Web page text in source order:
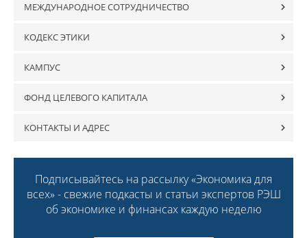
МЕЖДУНАРОДНОЕ СОТРУДНИЧЕСТВО
КОДЕКС ЭТИКИ
КАМПУС
ФОНД ЦЕЛЕВОГО КАПИТАЛА
КОНТАКТЫ И АДРЕС
Подписывайтесь на рассылку «Экономика для
всех» - свежие подкасты и статьи экспертов РЭШ
об экономике и финансах каждую неделю